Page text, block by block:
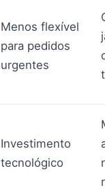
Menos flexível
para pedidos
urgentes
Investimento
tecnológico